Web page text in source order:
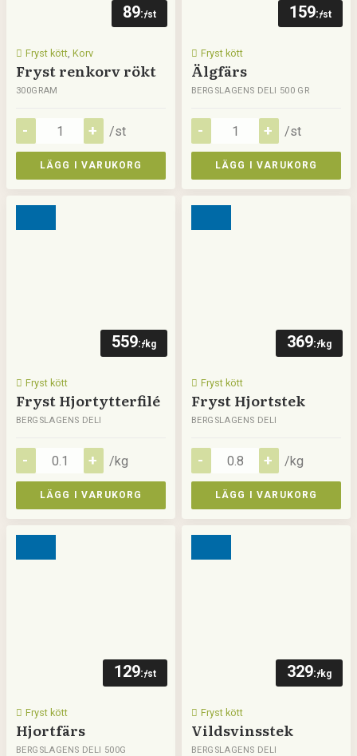
89:-/st
Fryst kött, Korv
Fryst renkorv rökt
300GRAM
/st
LÄGG I VARUKORG
159:-/st
Fryst kött
Älgfärs
BERGSLAGENS DELI 500 GR
/st
LÄGG I VARUKORG
559:-/kg
Fryst kött
Fryst Hjortytterfilé
BERGSLAGENS DELI
/kg
LÄGG I VARUKORG
369:-/kg
Fryst kött
Fryst Hjortstek
BERGSLAGENS DELI
/kg
LÄGG I VARUKORG
129:-/st
Fryst kött
Hjortfärs
BERGSLAGENS DELI 500G
329:-/kg
Fryst kött
Vildsvinsstek
BERGSLAGENS DELI